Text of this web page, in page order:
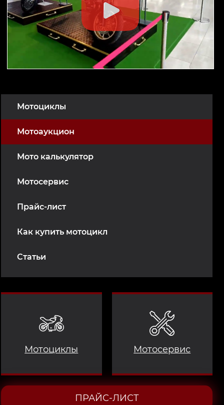
Мотоциклы
Мотоаукцион
Мото калькулятор
Мотосервис
Прайс-лист
Как купить мотоцикл
Статьи
Мотоциклы Мотосервис
ПРАЙС-ЛИСТ